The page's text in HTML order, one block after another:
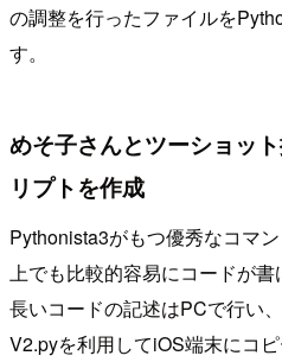
の調整を行ったファイルを
す。
めそ子さんとツーショッ
リプトを作成
Pythonista3がもつ優秀なコマ
上でも比較的容易にコードが書
長いコードの記述はPCで行い
V2.pyを利用してiOS端末にコピ